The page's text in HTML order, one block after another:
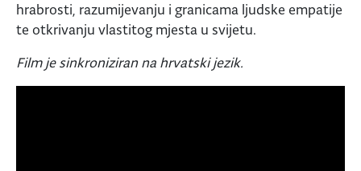
hrabrosti, razumijevanju i granicama ljudske empatije
te otkrivanju vlastitog mjesta u svijetu.
Film je sinkroniziran na hrvatski jezik.